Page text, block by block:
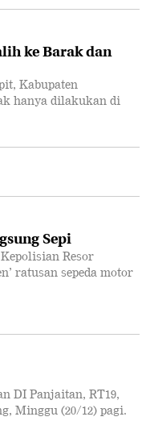
ke Barak dan
Kabupaten
hanya dilakukan di
Sepi
Resor
ratusan sepeda motor
DI Panjaitan, RT19,
Minggu (20/12) pagi.